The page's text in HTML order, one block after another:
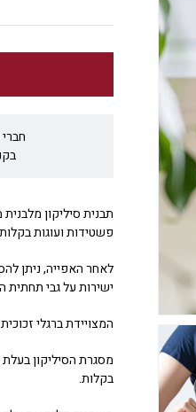
פשטידות ועוגות
לאחר האפייה, ניתן
ישירות על גבי תחתית
המצויידת ברגלי
מסגרת הסיליקון
בקלות.